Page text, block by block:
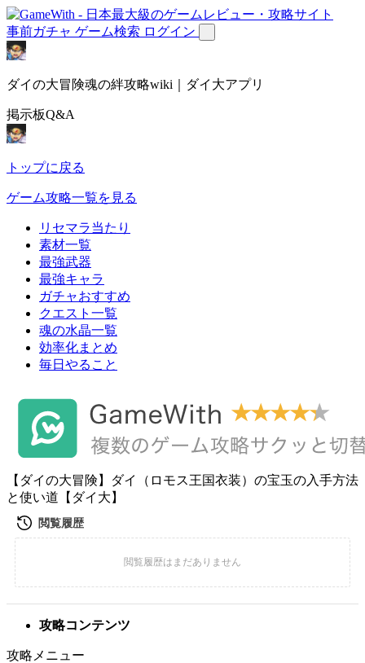
事前ガチャ ゲーム検索 ログイン
ダイの大冒険魂の絆攻略wiki｜ダイ大アプリ
掲示板Q&A
トップに戻る
ゲーム攻略一覧を見る
リセマラ当たり
素材一覧
最強武器
最強キャラ
ガチャおすすめ
クエスト一覧
魂の水晶一覧
効率化まとめ
毎日やること
【ダイの大冒険】ダイ（ロモス王国衣装）の宝玉の入手方法
と使い道【ダイ大】
攻略コンテンツ
攻略メニュー